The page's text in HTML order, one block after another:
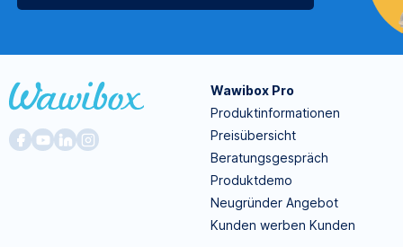
Wawibox Pro
Produktinformationen
Preisübersicht
Beratungsgespräch
Produktdemo
Neugründer Angebot
Kunden werben Kunden